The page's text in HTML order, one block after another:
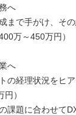
へ
まで手がけ、そ
万～450万円）
へ
の経理状況をヒ
）
課題に合わせて